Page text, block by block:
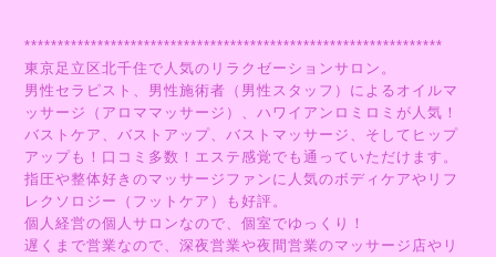
***************************************************************
東京足立区北千住で人気のリラクゼーションサロン。
男性セラピスト、男性施術者（男性スタッフ）によるオイルマ
ッサージ（アロママッサージ）、ハワイアンロミロミが人気！
バストケア、バストアップ、バストマッサージ、そしてヒップ
アップも！口コミ多数！エステ感覚でも通っていただけます。
指圧や整体好きのマッサージファンに人気のボディケアやリフ
レクソロジー（フットケア）も好評。
個人経営の個人サロンなので、個室でゆっくり！
遅くまで営業なので、深夜営業や夜間営業のマッサージ店やリ